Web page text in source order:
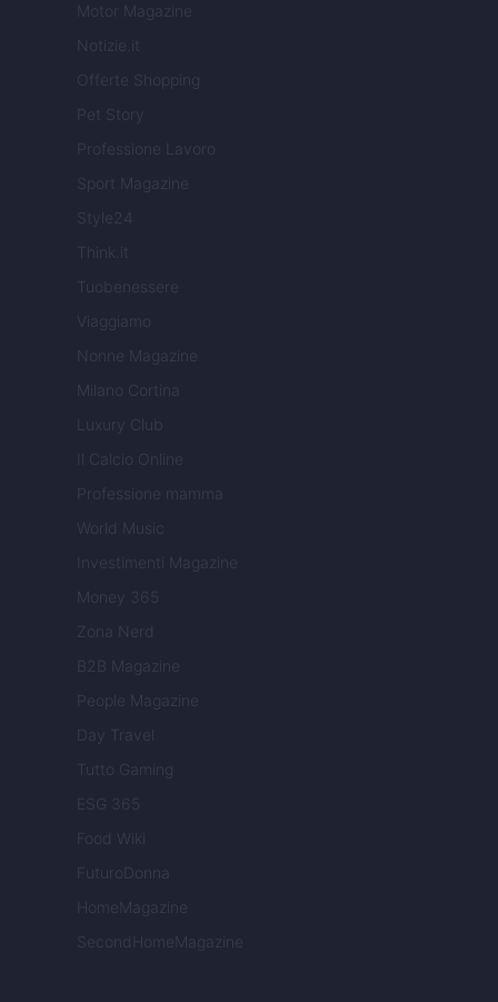
Motor Magazine
Notizie.it
Offerte Shopping
Pet Story
Professione Lavoro
Sport Magazine
Style24
Think.it
Tuobenessere
Viaggiamo
Nonne Magazine
Milano Cortina
Luxury Club
Il Calcio Online
Professione mamma
World Music
Investimenti Magazine
Money 365
Zona Nerd
B2B Magazine
People Magazine
Day Travel
Tutto Gaming
ESG 365
Food Wiki
FuturoDonna
HomeMagazine
SecondHomeMagazine